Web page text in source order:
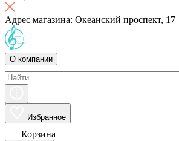
Адрес магазина: Океанский проспект, 17
О компании
Избранное
Корзина